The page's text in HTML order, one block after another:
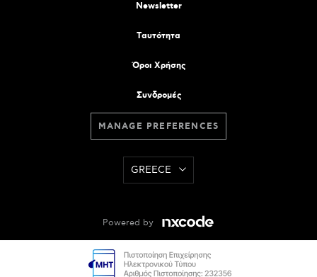
Newsletter
Tαυτότητα
Όροι Χρήσης
Συνδρομές
MANAGE PREFERENCES
GREECE
Powered by